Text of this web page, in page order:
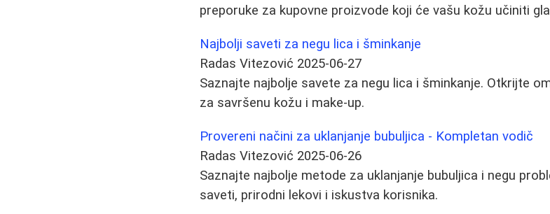
preporuke za kupovne proizvode koji će vašu kožu učiniti
Najbolji saveti za negu lica i šminkanje
Radas Vitezović 2025-06-27
Saznajte najbolje savete za negu lica i šminkanje. Otkrijte
za savršenu kožu i make-up.
Provereni načini za uklanjanje bubuljica - Kompletan vodič
Radas Vitezović 2025-06-26
Saznajte najbolje metode za uklanjanje bubuljica i negu
saveti, prirodni lekovi i iskustva korisnika.